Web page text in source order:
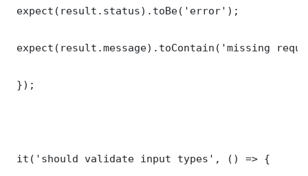
expect(result.status).toBe('error');
expect(result.message).toContain('missing
});
it('should validate input types', () => {